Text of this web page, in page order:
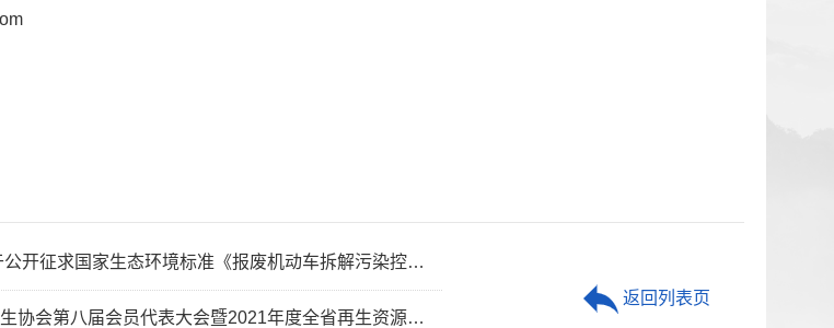
生态环境标准《报废机动车拆解污染控制技术规范（征求意见稿）》意见的通知
第八届会员代表大会暨2021年度全省再生资源行业会议的通知
返回列表页